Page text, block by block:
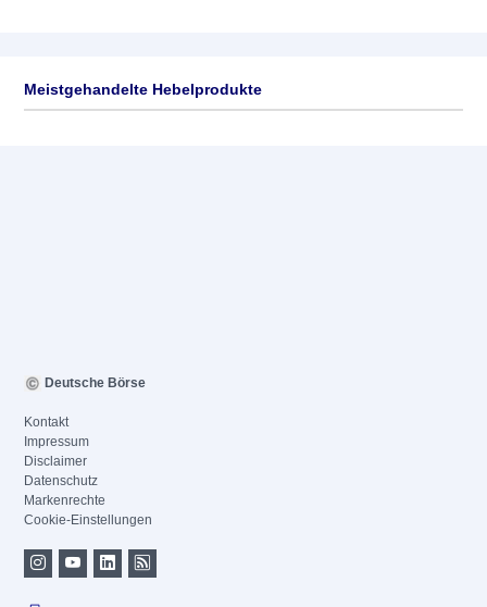
Meistgehandelte Hebelprodukte
Deutsche Börse
Kontakt
Impressum
Disclaimer
Datenschutz
Markenrechte
Cookie-Einstellungen